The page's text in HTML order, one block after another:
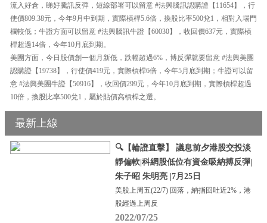
流入好倉，睇好騰訊反彈，短線部署可以留意 #法興騰訊認購證【11654】，行
使價809.38元，今年9月中到期，實際槓桿5.6倍，換股比率500兌1，相對入場門
欄較低；牛證方面可以留意 #法興騰訊牛證【60030】，收回價637元，實際槓
桿超過14倍，今年10月底到期。
美團方面，今日股價創一個月新低，跌幅超過6%，博反彈就要留意 #法興美團
認購證【19738】，行使價419元，實際槓桿6倍，今年5月底到期；牛證可以留
意 #法興美團牛證【50916】，收回價299元，今年10月底到期，實際槓桿超過
10倍，換股比率500兌1，屬於貼價高槓桿之選。
最新上線
🔍【輪證直擊】 議息前夕港股交投淡
靜偏軟|科網股低位有資金吸納搏反彈|
朱子昭 朱明亮 |7月25日
美股上周五(22/7) 回落，納指回吐近2%，港
股經過上周反
2022/07/25